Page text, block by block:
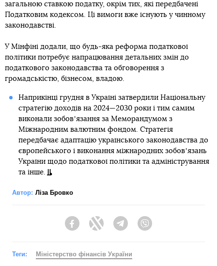
загальною ставкою податку, окрім тих, які передбачені
Податковим кодексом. Ці вимоги вже існують у чинному
законодавстві.
У Мінфіні додали, що будь-яка реформа податкової
політики потребує напрацювання детальних змін до
податкового законодавства та обговорення з
громадськістю, бізнесом, владою.
Наприкінці грудня в Україні затвердили Національну
стратегію доходів на 2024—2030 роки і тим самим
виконали зобовʼязання за Меморандумом з
Міжнародним валютним фондом. Стратегія
передбачає адаптацію українського законодавства до
європейського і виконання міжнародних зобовʼязань
України щодо податкової політики та адміністрування
та інше.
Автор: Ліза Бровко
FacebookTwitter Telegram
Теги: Міністерство фінансів України